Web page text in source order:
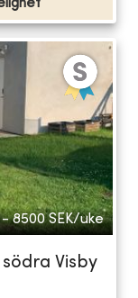
- 8500 SEK/uke
Visby